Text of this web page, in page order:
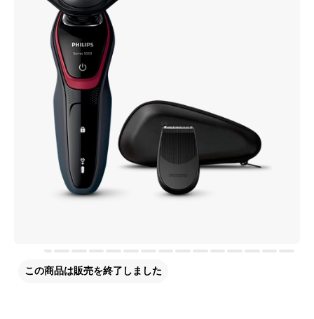
この商品は販売を終了しました